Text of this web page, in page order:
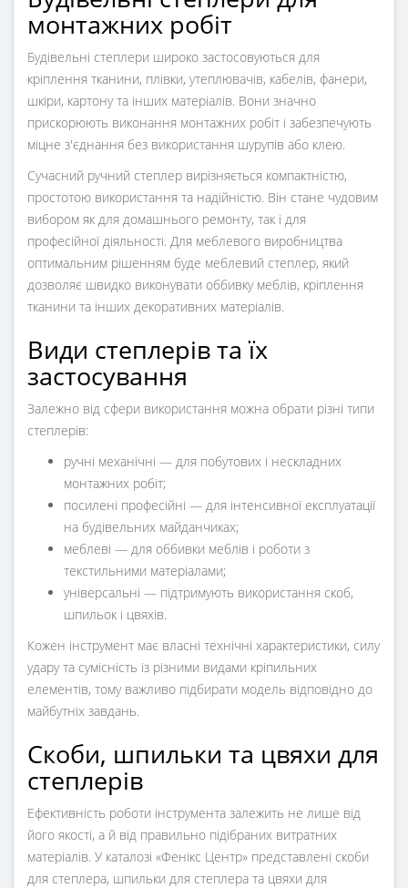
монтажних робіт
Будівельні степлери широко застосовуються для
кріплення тканини, плівки, утеплювачів, кабелів, фанери,
шкіри, картону та інших матеріалів. Вони значно
прискорюють виконання монтажних робіт і забезпечують
міцне з'єднання без використання шурупів або клею.
Сучасний ручний степлер вирізняється компактністю,
простотою використання та надійністю. Він стане чудовим
вибором як для домашнього ремонту, так і для
професійної діяльності. Для меблевого виробництва
оптимальним рішенням буде меблевий степлер, який
дозволяє швидко виконувати оббивку меблів, кріплення
тканини та інших декоративних матеріалів.
Види степлерів та їх
застосування
Залежно від сфери використання можна обрати різні типи
степлерів:
ручні механічні — для побутових і нескладних
монтажних робіт;
посилені професійні — для інтенсивної експлуатації
на будівельних майданчиках;
меблеві — для оббивки меблів і роботи з
текстильними матеріалами;
універсальні — підтримують використання скоб,
шпильок і цвяхів.
Кожен інструмент має власні технічні характеристики, силу
удару та сумісність із різними видами кріпильних
елементів, тому важливо підбирати модель відповідно до
майбутніх завдань.
Скоби, шпильки та цвяхи для
степлерів
Ефективність роботи інструмента залежить не лише від
його якості, а й від правильно підібраних витратних
матеріалів. У каталозі «Фенікс Центр» представлені скоби
для степлера, шпильки для степлера та цвяхи для